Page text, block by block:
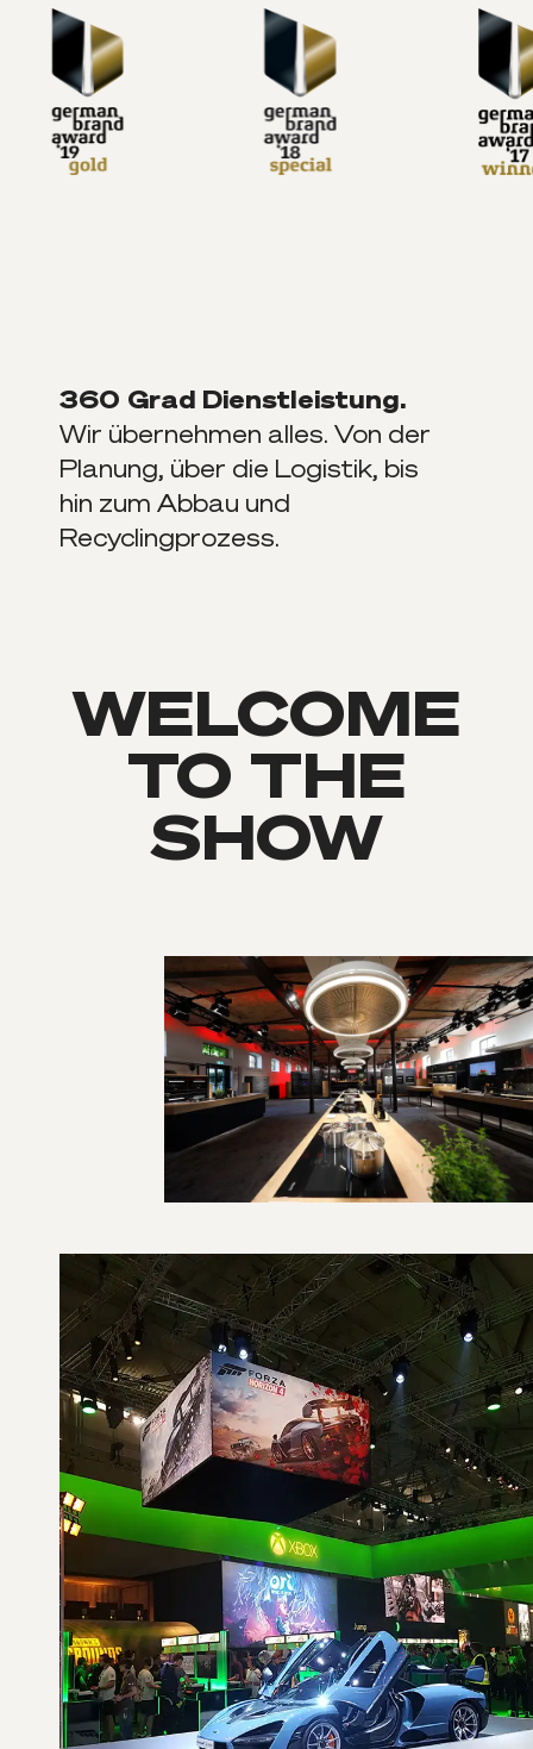
360 Grad Dienstleistung.
Wir übernehmen alles. Von der
Planung, über die Logistik, bis
hin zum Abbau und
Recyclingprozess.
WELCOME
TO THE
SHOW